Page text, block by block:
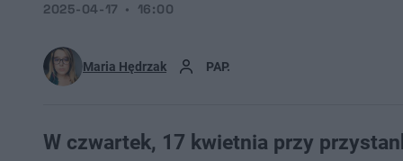
Maria Hędrzak PAP.
2025-04-17 16:00
W czwartek, 17 kwietnia przy